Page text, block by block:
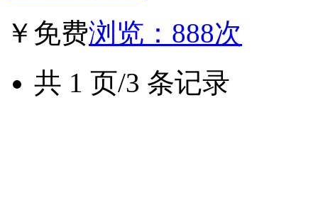
￥免费浏览：888次
共 1 页/3 条记录